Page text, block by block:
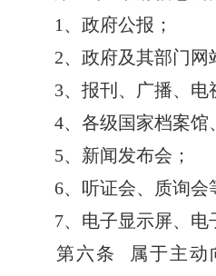
1、政府公报；
2、政府及其部门网
3、报刊、广播、电
4、各级国家档案馆
5、新闻发布会；
6、听证会、质询会
7、电子显示屏、电
第六条 属于主动